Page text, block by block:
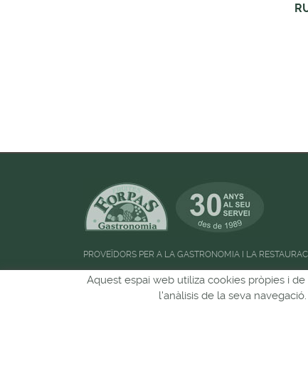
PROVEÏDORS PER A LA GASTRONOMIA I LA
Horari d'atenció al públic:de 09:00h a
Aquest espai web utiliza cookies pròpies i
l'anàlisis de la seva